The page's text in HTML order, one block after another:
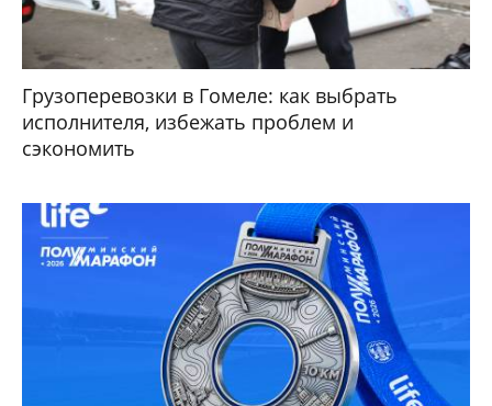
Грузоперевозки в Гомеле: как выбрать
исполнителя, избежать проблем и
сэкономить